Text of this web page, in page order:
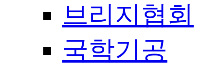
브리지협회
국학기공